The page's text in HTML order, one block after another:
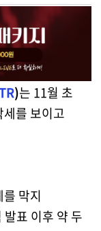
)는 11월 초
를 보이고
막지
표 이후 약 두